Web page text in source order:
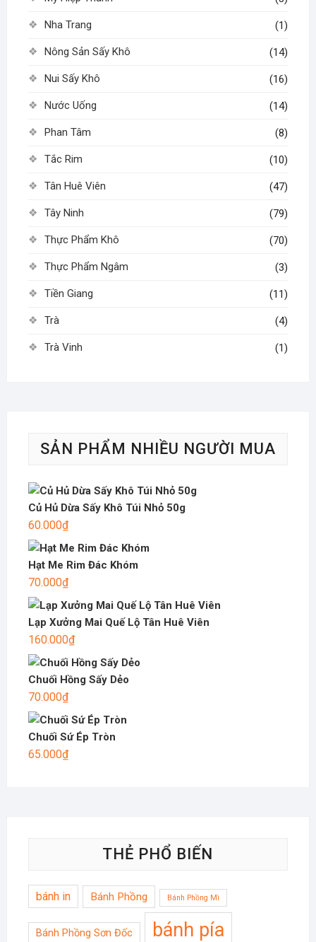
Nha Trang (1)
Nông Sản Sấy Khô (14)
Nui Sấy Khô (16)
Nước Uống (14)
Phan Tâm (8)
Tắc Rim (10)
Tân Huê Viên (47)
Tây Ninh (79)
Thực Phẩm Khô (70)
Thực Phẩm Ngâm (3)
Tiền Giang (11)
Trà (4)
Trà Vinh (1)
SẢN PHẨM NHIỀU NGƯỜI MUA
Củ Hủ Dừa Sấy Khô Túi Nhỏ 50g
60.000₫
Hạt Me Rim Đác Khóm
70.000₫
Lạp Xưởng Mai Quế Lộ Tân Huê Viên
160.000₫
Chuối Hồng Sấy Dẻo
70.000₫
Chuối Sứ Ép Tròn
65.000₫
THẺ PHỔ BIẾN
bánh in Bánh Phồng Bánh Phồng Mì
Bánh Phồng Sơn Đốc bánh pía